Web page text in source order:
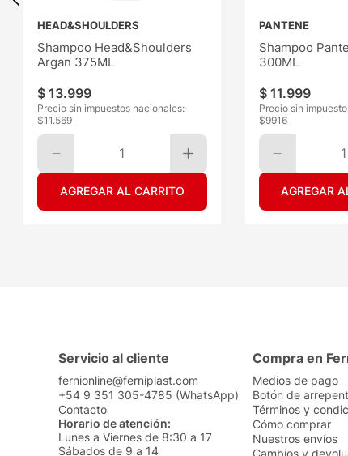
HEAD&SHOULDERS
Shampoo Head&Shoulders
Argan 375ML
$ 13.999
Precio sin impuestos nacionales:
$11.569
1
AGREGAR AL CARRITO
PANTENE
Shampoo
300ML
$ 11.999
Precio sin
$9916
1
AGREGAR
Servicio al cliente
fernionline@ferniplast.com
+54 9 351 305-4785 (WhatsApp)
Contacto
Horario de atención:
Lunes a Viernes de 8:30 a 17
Sábados de 9 a 14
Compra en
Medios de pago
Botón de
Términos y
Cómo comprar
Nuestros envíos
Cambios y